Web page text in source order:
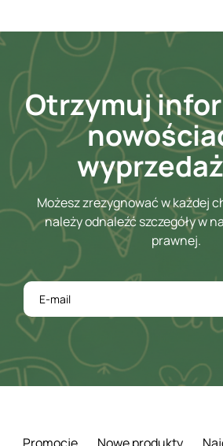
Otrzymuj
Możesz zrezygnować w każdej
należy odnaleźć szczegóły w
prawnej.